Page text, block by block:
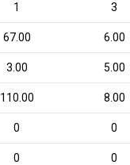
1 3
67.00 6.00
3.00 5.00
110.00 8.00
0 0
0 0